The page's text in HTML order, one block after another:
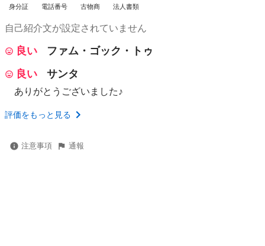
身分証 電話番号 古物商 法人書類
自己紹介文が設定されていません
良い
ファム・ゴック・トゥ
良い
サンタ
ありがとうございました♪
評価をもっと見る
注意事項 通報